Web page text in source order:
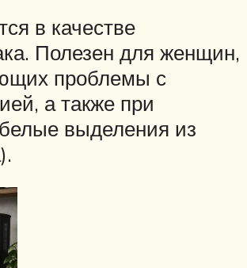
в качестве
Полезен для женщин,
проблемы с
а также при
выделения из